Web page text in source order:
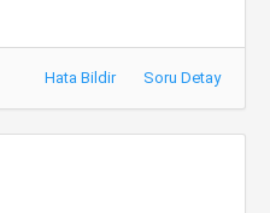
Hata Bildir Soru Detay